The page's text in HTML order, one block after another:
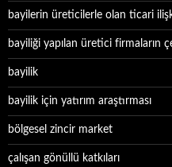
bayilerin üreticilerle olan ticari
bayiliği yapılan üretici firmaların
bayilik
bayilik için yatırım araştırması
bölgesel zincir market
çalışan gönüllü katkıları